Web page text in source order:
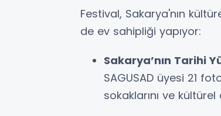
Festival, Sakarya'nın
de ev sahipliği yapıyor:
Sakarya’nın Tarihi
SAGUSAD üyesi 21
sokaklarını ve